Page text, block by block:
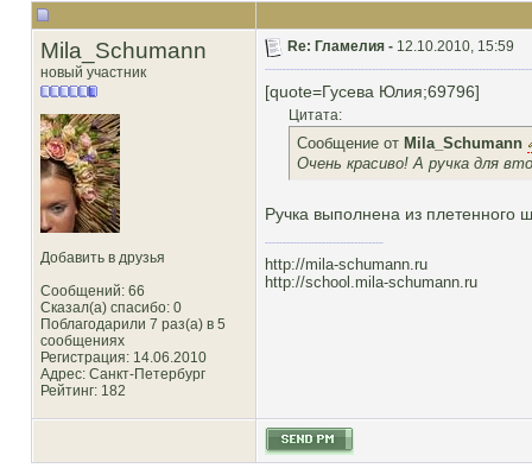
Mila_Schumann
новый участник
Добавить в друзья
Сообщений: 66
Сказал(а) спасибо: 0
Поблагодарили 7 раз(а) в 5
сообщениях
Регистрация: 14.06.2010
Адрес: Санкт-Петербург
Рейтинг: 182
Re: Гламелия - 12.10.2010, 15:59
[quote=Гусева Юлия;69796]
Цитата:
Сообщение от Mila_Schumann
Очень красиво! А ручка для
Ручка выполнена из плетенного
http://mila-schumann.ru
http://school.mila-schumann.ru